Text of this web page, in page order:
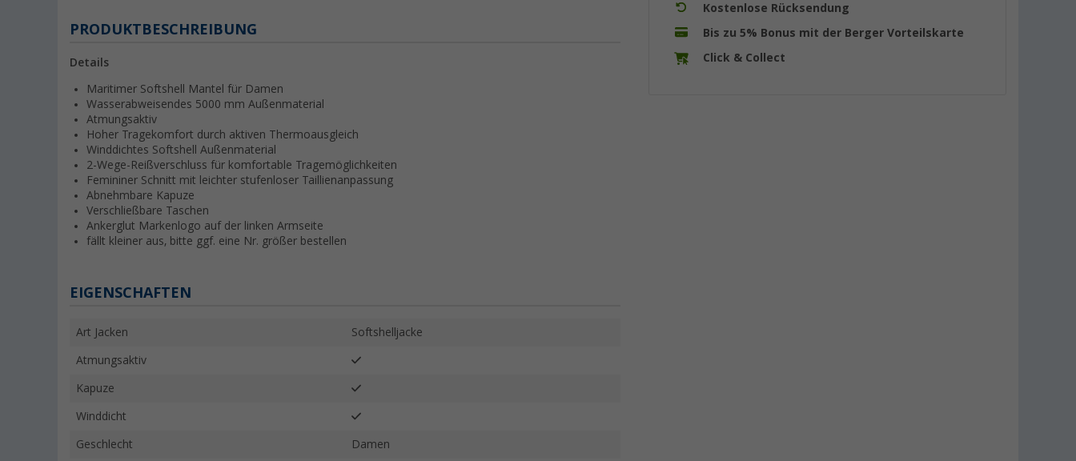
Kostenlose Rücksendung
Bis zu 5% Bonus mit der Berger Vorteilskarte
Click & Collect
PRODUKTBESCHREIBUNG
Details
Maritimer Softshell Mantel für Damen
Wasserabweisendes 5000 mm Außenmaterial
Atmungsaktiv
Hoher Tragekomfort durch aktiven Thermoausgleich
Winddichtes Softshell Außenmaterial
2-Wege-Reißverschluss für komfortable Tragemöglichkeiten
Femininer Schnitt mit leichter stufenloser Taillienanpassung
Abnehmbare Kapuze
Verschließbare Taschen
Ankerglut Markenlogo auf der linken Armseite
fällt kleiner aus, bitte ggf. eine Nr. größer bestellen
EIGENSCHAFTEN
Art Jacken Softshelljacke
Atmungsaktiv
Kapuze
Winddicht
Geschlecht Damen